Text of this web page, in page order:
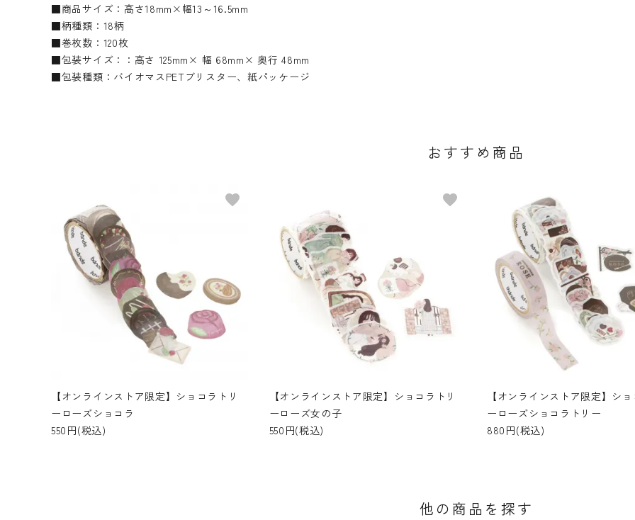
■商品サイズ：高さ18mm×幅13～16.5mm
■柄種類：18柄
■巻枚数：120枚
■包装サイズ：：高さ 125mm× 幅 68mm× 奥行 48mm
■包装種類：バイオマスPETブリスター、紙パッケージ
おすすめ商品
【オンラインストア限定】ショコラトリ
ーローズショコラ
550円(税込)
favorite
【オンラインストア限定】ショコラトリ
ーローズ女の子
550円(税込)
favorite
【オンラインストア限定】ショ
ーローズショコラトリー
880円(税込)
他の商品を探す